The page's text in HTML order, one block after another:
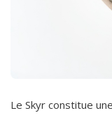
Le Skyr constitue